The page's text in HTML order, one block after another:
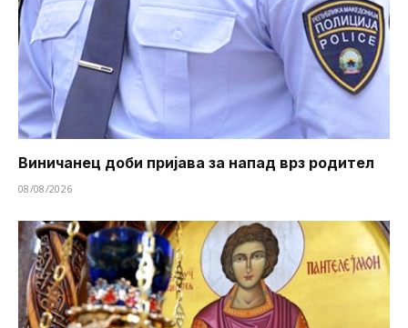
Виничанец доби пријава за напад врз родител
08/08/2026